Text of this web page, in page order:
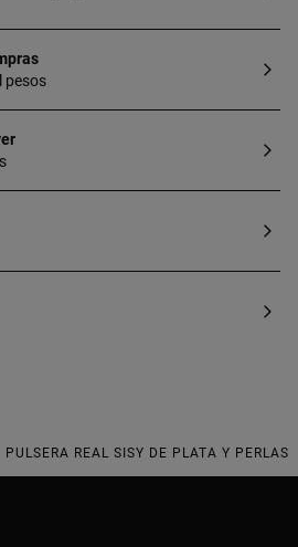
pesos
PULSERA REAL SISY DE PLATA Y PERLAS